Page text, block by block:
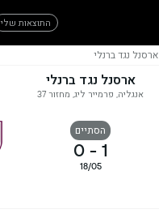
התוצאות שלי
ארסנל נגד ברנלי
ארסנל נגד ברנלי
אנגליה, פרמייר ליג, מחזור 37
הסתיים
1
-
0
18/05